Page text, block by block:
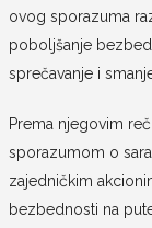
ovog sporazuma
poboljšanje
sprečavanje i
Prema njegovim
sporazumom o
zajedničkim
bezbednosti na